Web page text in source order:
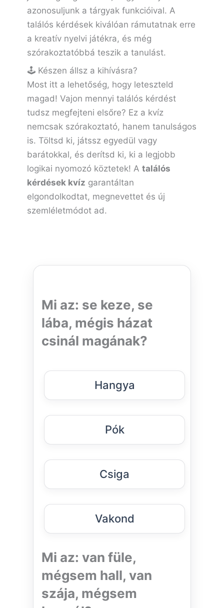
azonosuljunk a tárgyak funkcióival. A
találós kérdések kiválóan rámutatnak erre
a kreatív nyelvi játékra, és még
szórakoztatóbbá teszik a tanulást.
🕹️ Készen állsz a kihívásra?
Most itt a lehetőség, hogy leteszteld
magad! Vajon mennyi találós kérdést
tudsz megfejteni elsőre? Ez a kvíz
nemcsak szórakoztató, hanem tanulságos
is. Töltsd ki, játssz egyedül vagy
barátokkal, és derítsd ki, ki a legjobb
logikai nyomozó köztetek! A találós
kérdések kvíz garantáltan
elgondolkodtat, megnevettet és új
szemléletmódot ad.
Mi az: se keze, se
lába, mégis házat
csinál magának?
Hangya
Pók
Csiga
Vakond
Mi az: van füle,
mégsem hall, van
szája, mégsem